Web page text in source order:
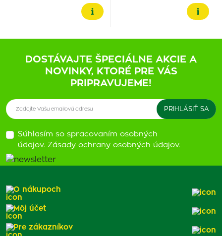
DOSTÁVAJTE ŠPECIÁLNE AKCIE A
NOVINKY, KTORÉ PRE VÁS
PRIPRAVUJEME!
Súhlasím so spracovaním osobných
údajov. Zásady ochrany osobných údajov.
O nákupoch
Môj účet
Pre zákazníkov